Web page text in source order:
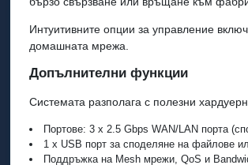
Интуитивните опции за управление
домашната мрежа.
Допълнителни функции
Системата разполага с полезни
Портове: 3 x 2.5 Gbps WAN/LAN порта
1 x USB порт за споделяне на файлове
Поддръжка на Mesh мрежи, QoS и